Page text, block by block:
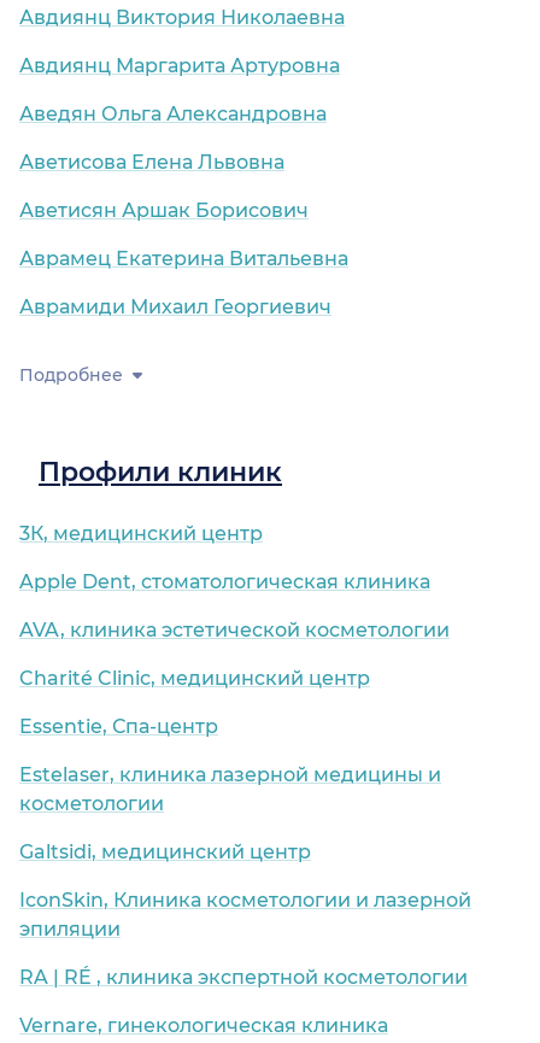
Авдиянц Виктория Николаевна
Авдиянц Маргарита Артуровна
Аведян Ольга Александровна
Аветисова Елена Львовна
Аветисян Аршак Борисович
Аврамец Екатерина Витальевна
Аврамиди Михаил Георгиевич
Подробнее
Профили клиник
3К, медицинский центр
Apple Dent, стоматологическая клиника
AVA, клиника эстетической косметологии
Charité Clinic, медицинский центр
Essentie, Спа-центр
Estelaser, клиника лазерной медицины и
косметологии
Galtsidi, медицинский центр
IconSkin, Клиника косметологии и лазерной
эпиляции
RA | RÉ , клиника экспертной косметологии
Vernare, гинекологическая клиника